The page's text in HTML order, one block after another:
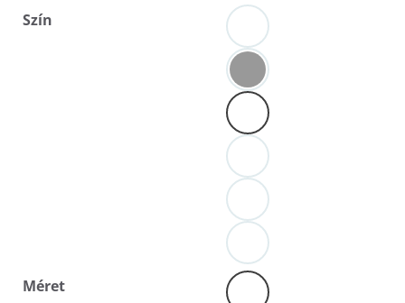
Szín
Méret